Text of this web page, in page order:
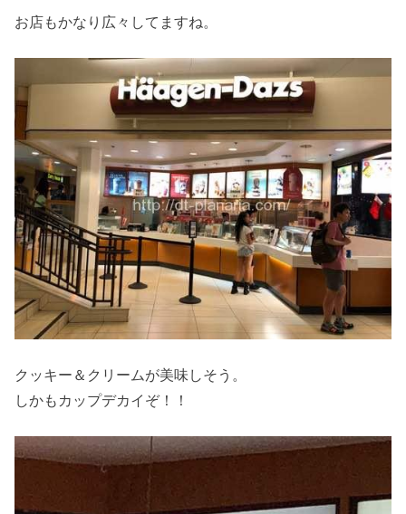
お店もかなり広々してますね。
クッキー＆クリームが美味しそう。
しかもカップデカイぞ！！